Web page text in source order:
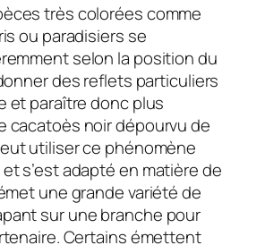
très colorées comme
ou paradisiers se
selon la position du
des reflets particuliers
et paraître donc plus
cacatoès noir dépourvu de
utiliser ce phénomène
s’est adapté en matière de
une grande variété de
sur une branche pour
Certains émettent